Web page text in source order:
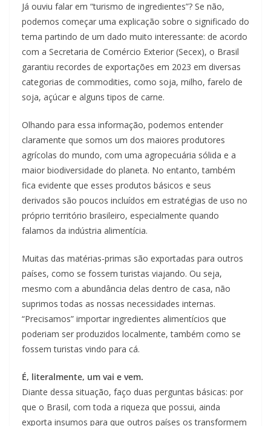
Já ouviu falar em “turismo de ingredientes”? Se não,
podemos começar uma explicação sobre o significado do
tema partindo de um dado muito interessante: de acordo
com a Secretaria de Comércio Exterior (Secex), o Brasil
garantiu recordes de exportações em 2023 em diversas
categorias de commodities, como soja, milho, farelo de
soja, açúcar e alguns tipos de carne.
Olhando para essa informação, podemos entender
claramente que somos um dos maiores produtores
agrícolas do mundo, com uma agropecuária sólida e a
maior biodiversidade do planeta. No entanto, também
fica evidente que esses produtos básicos e seus
derivados são poucos incluídos em estratégias de uso no
próprio território brasileiro, especialmente quando
falamos da indústria alimentícia.
Muitas das matérias-primas são exportadas para outros
países, como se fossem turistas viajando. Ou seja,
mesmo com a abundância delas dentro de casa, não
suprimos todas as nossas necessidades internas.
“Precisamos” importar ingredientes alimentícios que
poderiam ser produzidos localmente, também como se
fossem turistas vindo para cá.
É, literalmente, um vai e vem.
Diante dessa situação, faço duas perguntas básicas: por
que o Brasil, com toda a riqueza que possui, ainda
exporta insumos para que outros países os transformem